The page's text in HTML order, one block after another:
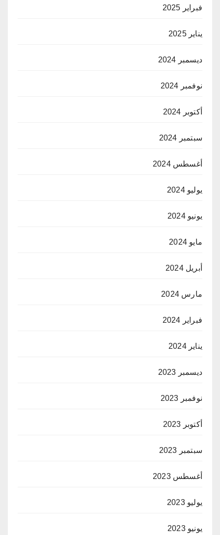
فبراير 2025
يناير 2025
ديسمبر 2024
نوفمبر 2024
أكتوبر 2024
سبتمبر 2024
أغسطس 2024
يوليو 2024
يونيو 2024
مايو 2024
أبريل 2024
مارس 2024
فبراير 2024
يناير 2024
ديسمبر 2023
نوفمبر 2023
أكتوبر 2023
سبتمبر 2023
أغسطس 2023
يوليو 2023
يونيو 2023